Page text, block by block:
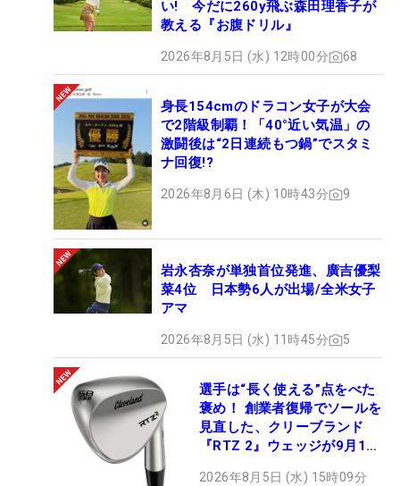
い! 今だに260y飛ぶ森田理香子が
教える『お腹ドリル』
2026年8月5日 (水) 12時00分 68
身長154cmのドラコン女子が大会
で2階級制覇！「40°近い気温」の
激闘後は“2日連続もつ鍋”でスタミ
ナ回復!?
2026年8月6日 (木) 10時43分 9
岩永杏奈が単独首位発進、廣吉優梨
菜4位 日本勢6人が出場/全米女子
アマ
2026年8月5日 (水) 11時45分 5
選手は“長く使える”点をべた
褒め！ 創業者復帰でソールを
見直した、クリーブランド
『RTZ 2』ウェッジが9月12
2026年8月5日 (水) 15時09分